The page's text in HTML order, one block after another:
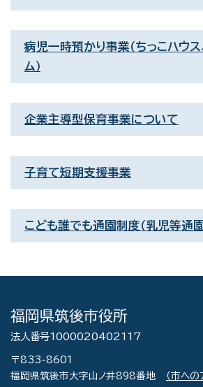
病児一時預かり事業（ちっこハウ
ム）
企業主導型保育事業について
子育て短期支援事業
こども誰でも通園制度（乳児等通
福岡県筑後市役所
法人番号1000020402117
〒833-8601
福岡県筑後市大字山ノ井898番地
（市への